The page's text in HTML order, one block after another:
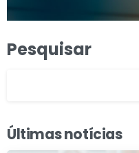
Pesquisar
Últimas notícias